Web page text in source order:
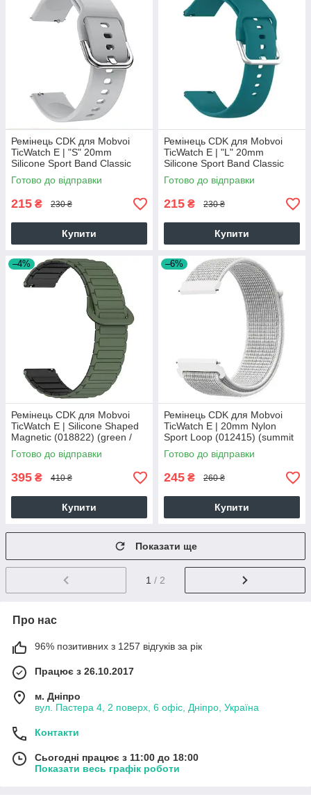
Ремінець CDK для Mobvoi
TicWatch E | "S" 20mm
Silicone Sport Band Classic
(012194) (grey)
Готово до відправки
215 ₴ 230 ₴
Купити
Ремінець CDK для Mobvoi
TicWatch E | "L" 20mm
Silicone Sport Band Classic
(09651) (ocean blue)
Готово до відправки
215 ₴ 230 ₴
Купити
–4%
Ремінець CDK для Mobvoi
TicWatch E | Silicone Shaped
Magnetic (018822) (green /
black)
Готово до відправки
395 ₴ 410 ₴
Купити
–6%
Ремінець CDK для Mobvoi
TicWatch E | 20mm Nylon
Sport Loop (012415) (summit
white)
Готово до відправки
245 ₴ 260 ₴
Купити
Показати ще
1 / 2
Про нас
96% позитивних з 1257 відгуків за рік
Працює з 26.10.2017
м. Дніпро
вул. Пастера 4, 2 поверх, 6 офіс, Дніпро, Україна
Контакти
Сьогодні працює з 11:00 до 18:00
Показати весь графік роботи